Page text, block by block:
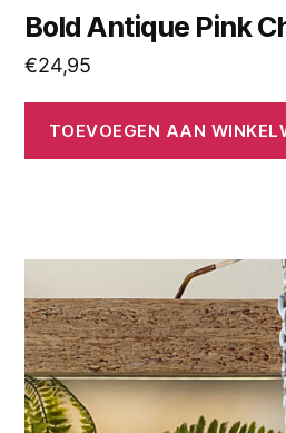
Bold Antique Pink
€24,95
TOEVOEGEN AAN